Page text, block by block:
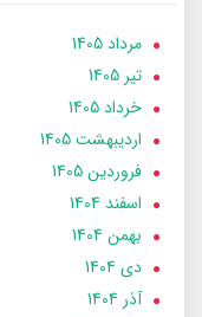
مرداد 1405
تير 1405
خرداد 1405
ارديبهشت 1405
فروردین 1405
اسفند 1404
بهمن 1404
دی 1404
آذر 1404